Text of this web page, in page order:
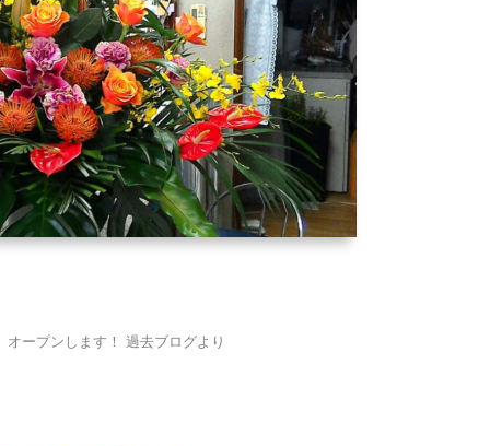
ープンします！ 過去ブログより